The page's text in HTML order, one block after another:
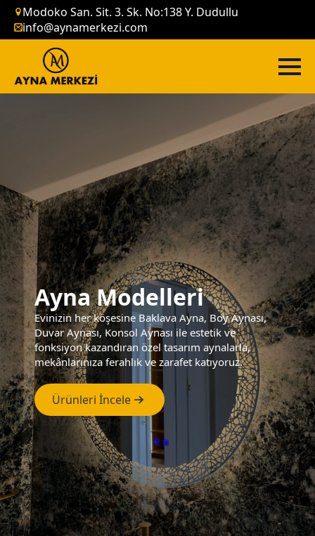
Modoko San. Sit. 3. Sk. No:138 Y. Dudullu
info@aynamerkezi.com
Ayna Modelleri
Evinizin her köşesine Baklava Ayna, Boy Aynası,
Duvar Aynası, Konsol Aynası ile estetik ve
fonksiyon kazandıran özel tasarım aynalarla,
mekânlarınıza ferahlık ve zarafet katıyoruz.
Ürünleri İncele